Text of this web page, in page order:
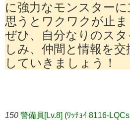
に強力なモンスター
思うとワクワクが止ま
ぜひ、自分なりのス
しみ、仲間と情報を
していきましょう！
150 警備員[Lv.8] (ﾜｯﾁｮｲ 8116-